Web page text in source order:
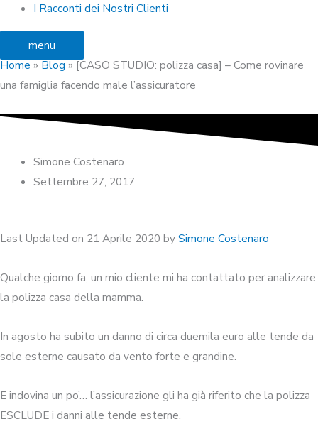
I Racconti dei Nostri Clienti
menu
Home»Blog»[CASO STUDIO: polizza casa] – Come rovinare
una famiglia facendo male l’assicuratore
Simone Costenaro
Settembre 27, 2017
Last Updated on 21 Aprile 2020 bySimone Costenaro
Qualche giorno fa, un mio cliente mi ha contattato per analizzare
la polizza casa della mamma.
In agosto ha subito un danno di circa duemila euro alle tende da
sole esterne causato da vento forte e grandine.
E indovina un po’… l’assicurazione gli ha già riferito che la polizza
ESCLUDE i danni alle tende esterne.